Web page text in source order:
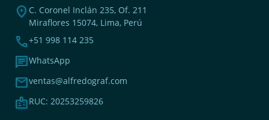
location_on C. Coronel Inclán 235, Of. 211
Miraflores 15074, Lima, Perú
phone+51 998 114 235
chatWhatsApp
mailventas@alfredograf.com
badgeRUC: 20253259826